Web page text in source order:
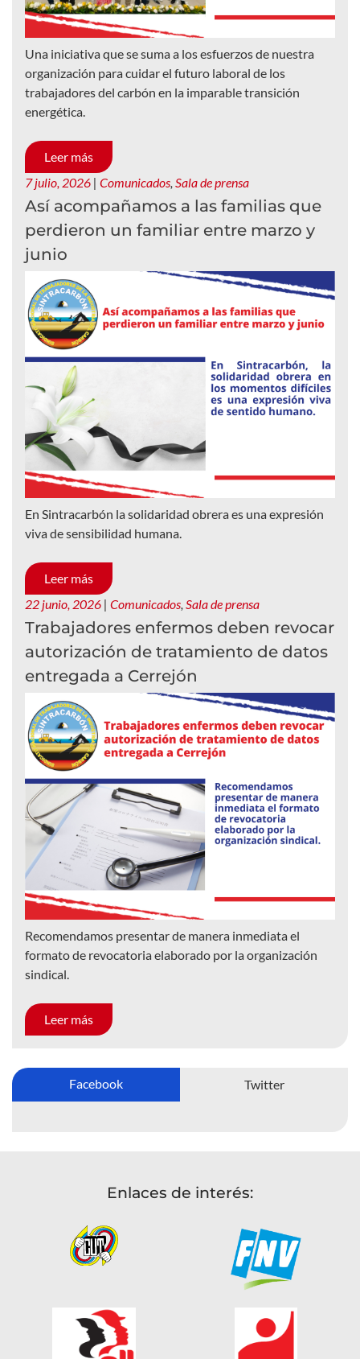
Una iniciativa que se suma a los esfuerzos de nuestra
organización para cuidar el futuro laboral de los
trabajadores del carbón en la imparable transición
energética.
Leer más
7 julio, 2026 | Comunicados, Sala de prensa
Así acompañamos a las familias que
perdieron un familiar entre marzo y
junio
En Sintracarbón la solidaridad obrera es una expresión
viva de sensibilidad humana.
Leer más
22 junio, 2026 | Comunicados, Sala de prensa
Trabajadores enfermos deben revocar
autorización de tratamiento de datos
entregada a Cerrejón
Recomendamos presentar de manera inmediata el
formato de revocatoria elaborado por la organización
sindical.
Leer más
Facebook Twitter
Enlaces de interés: